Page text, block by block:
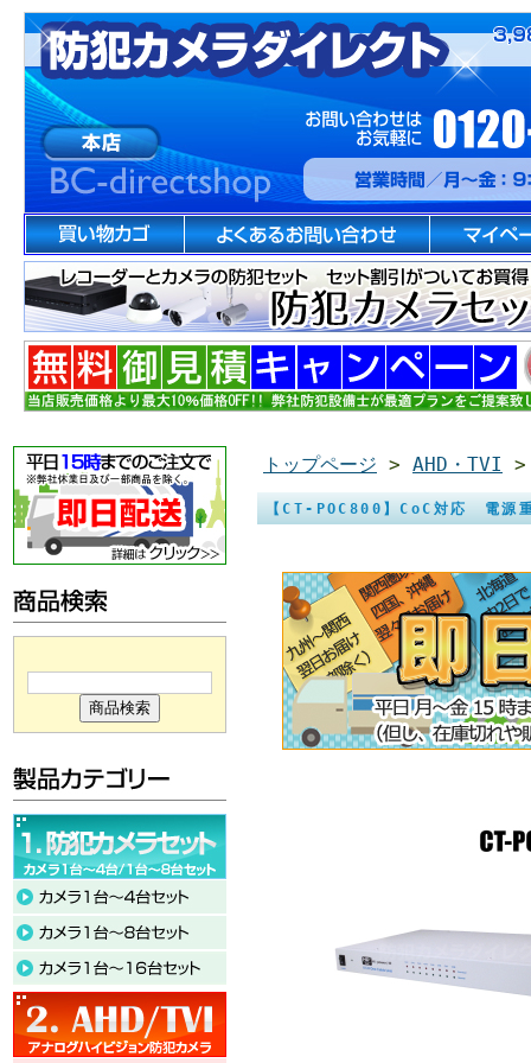
トップページ > AHD・TVI
【CT-POC800】CoC対応 電源